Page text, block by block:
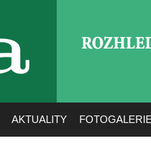
AKTUALITY